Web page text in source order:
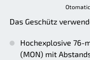
Das Geschütz
Hochexplosive 76-
(MON) mit